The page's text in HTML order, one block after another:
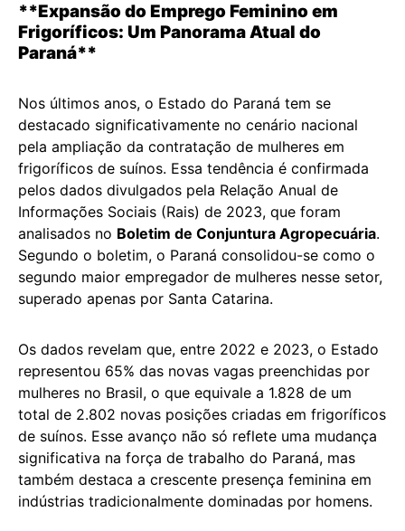
**Expansão do Emprego Feminino em
Frigoríficos: Um Panorama Atual do
Paraná**
Nos últimos anos, o Estado do Paraná tem se
destacado significativamente no cenário nacional
pela ampliação da contratação de mulheres em
frigoríficos de suínos. Essa tendência é confirmada
pelos dados divulgados pela Relação Anual de
Informações Sociais (Rais) de 2023, que foram
analisados no Boletim de Conjuntura Agropecuária.
Segundo o boletim, o Paraná consolidou-se como o
segundo maior empregador de mulheres nesse setor,
superado apenas por Santa Catarina.
Os dados revelam que, entre 2022 e 2023, o Estado
representou 65% das novas vagas preenchidas por
mulheres no Brasil, o que equivale a 1.828 de um
total de 2.802 novas posições criadas em frigoríficos
de suínos. Esse avanço não só reflete uma mudança
significativa na força de trabalho do Paraná, mas
também destaca a crescente presença feminina em
indústrias tradicionalmente dominadas por homens.